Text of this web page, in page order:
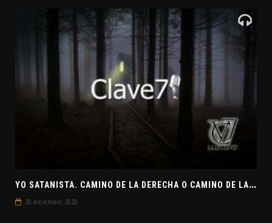
Y
O SATANISTA. CAMINO DE LA DERECHA O CAMINO DE LA IZQUIERDA. CLAVE7 NEWS
20 diciembre, 2020